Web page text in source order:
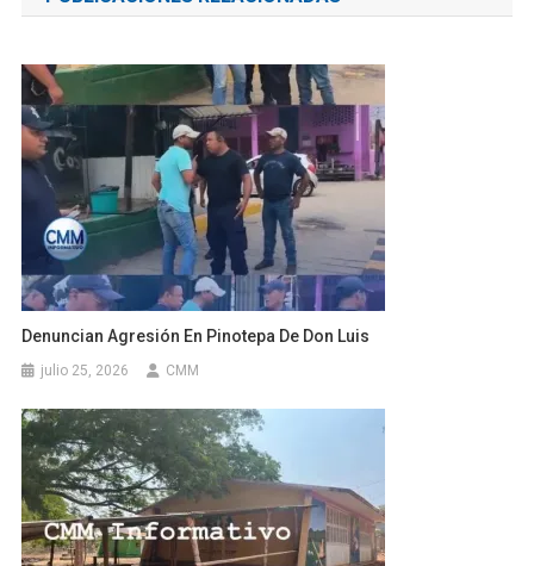
entradas
Denuncian Agresión En Pinotepa De Don Luis
julio 25, 2026 CMM